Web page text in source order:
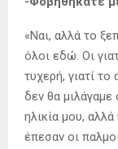
«Ναι, αλλά το
όλοι εδώ. Οι
τυχερή, γιατί
δεν θα
ηλικία μου,
έπεσαν οι